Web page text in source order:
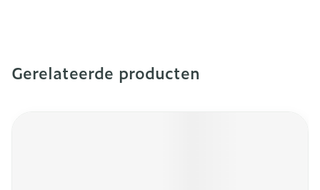
Gerelateerde producten